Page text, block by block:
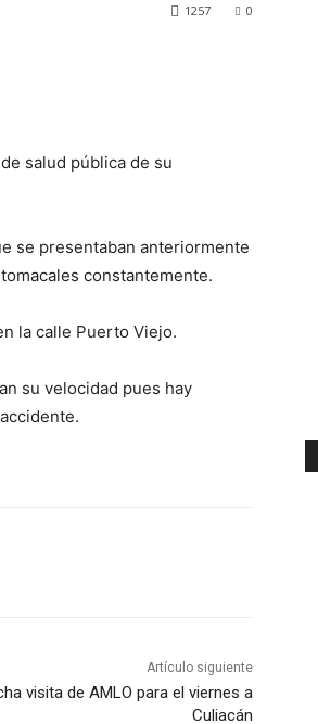
0
1257
salud pública de su
se presentaban anteriormente
constantemente.
la calle Puerto Viejo.
su velocidad pues hay
Artículo siguiente
visita de AMLO para el viernes a
Culiacán